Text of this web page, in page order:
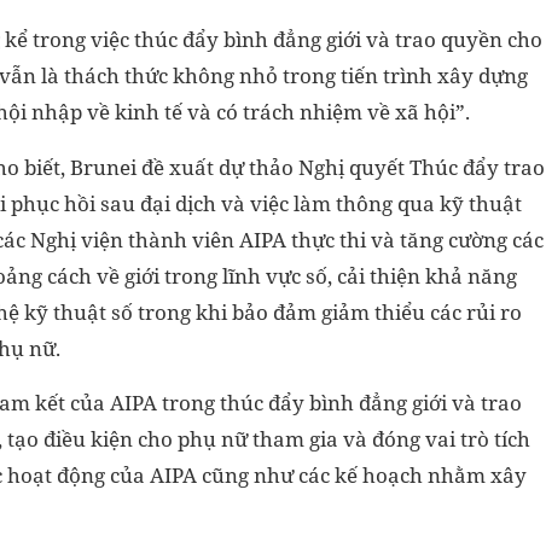
trong việc thúc đẩy bình đẳng giới và trao quyền cho
là thách thức không nhỏ trong tiến trình xây dựng
nhập về kinh tế và có trách nhiệm về xã hội”.
biết, Brunei đề xuất dự thảo Nghị quyết Thúc đẩy trao
hồi sau đại dịch và việc làm thông qua kỹ thuật
Nghị viện thành viên AIPA thực thi và tăng cường các
cách về giới trong lĩnh vực số, cải thiện khả năng
kỹ thuật số trong khi bảo đảm giảm thiểu các rủi ro
nữ.
kết của AIPA trong thúc đẩy bình đẳng giới và trao
tạo điều kiện cho phụ nữ tham gia và đóng vai trò tích
động của AIPA cũng như các kế hoạch nhằm xây